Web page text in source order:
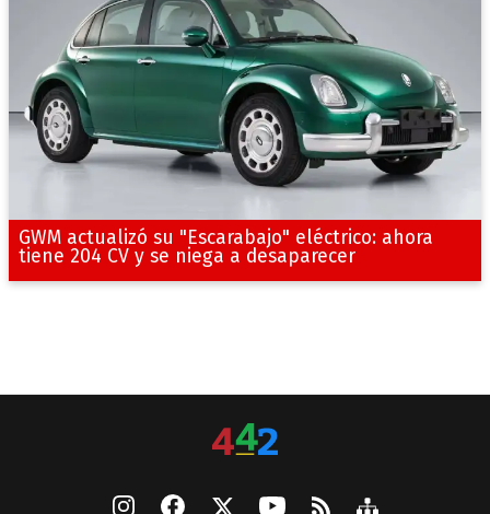
GWM actualizó su "Escarabajo" eléctrico: ahora
tiene 204 CV y se niega a desaparecer